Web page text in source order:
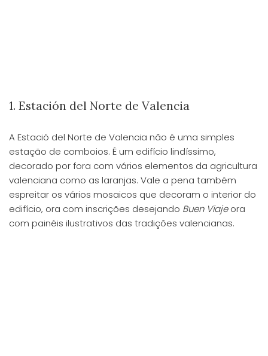
1. Estación del Norte de Valencia
A Estació del Norte de Valencia não é uma simples
estação de comboios. É um edifício lindíssimo,
decorado por fora com vários elementos da agricultura
valenciana como as laranjas. Vale a pena também
espreitar os vários mosaicos que decoram o interior do
edifício, ora com inscrições desejando Buen Viajeora
com painéis ilustrativos das tradições valencianas.